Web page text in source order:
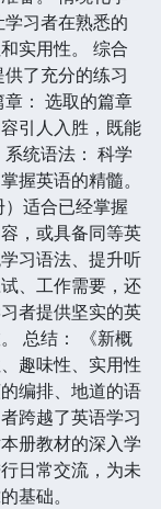
习者在熟悉的
实用性。 综合
了充分的练习
： 选取的篇章
引人入胜，既能
统语法： 科学
握英语的精髓。
适合已经掌握
，或具备同等英
习语法、提升听
、工作需要，还
者提供坚实的英
总结： 《新概
趣味性、实用性
编排、地道的语
跨越了英语学习
册教材的深入学
日常交流，为未
基础。